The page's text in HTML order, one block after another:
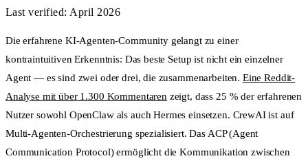
Last verified: April 2026
Die erfahrene KI-Agenten-Community gelangt zu einer
kontraintuitiven Erkenntnis: Das beste Setup ist nicht ein einzelner
Agent — es sind zwei oder drei, die zusammenarbeiten. Eine Reddit-
Analyse mit über 1.300 Kommentaren zeigt, dass 25 % der erfahrenen
Nutzer sowohl OpenClaw als auch Hermes einsetzen. CrewAI ist auf
Multi-Agenten-Orchestrierung spezialisiert. Das ACP (Agent
Communication Protocol) ermöglicht die Kommunikation zwischen